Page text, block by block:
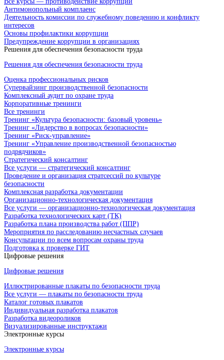
Антимонопольный комплаенс
Деятельность комиссии по служебному поведению и конфликту
интересов
Основы профилактики коррупции
Предупреждение коррупции в организациях
Решения для обеспечения безопасности труда
Решения для обеспечения безопасности труда
Оценка профессиональных рисков
Супервайзинг производственной безопасности
Комплексный аудит по охране труда
Корпоративные тренинги
Все тренинги
Тренинг «Культура безопасности: базовый уровень»
Тренинг «Лидерство в вопросах безопасности»
Тренинг «Риск-управление»
Тренинг «Управление производственной безопасностью
подрядчиков»
Стратегический консалтинг
Все услуги — стратегический консалтинг
Проведение и организация стратсессий по культуре
безопасности
Комплексная разработка документации
Организационно-технологическая документация
Все услуги — организационно-технологическая документация
Разработка технологических карт (ТК)
Разработка плана производства работ (ППР)
Мероприятия по расследованию несчастных случаев
Консультации по всем вопросам охраны труда
Подготовка к проверке ГИТ
Цифровые решения
Цифровые решения
Иллюстрированные плакаты по безопасности труда
Все услуги — плакаты по безопасности труда
Каталог готовых плакатов
Индивидуальная разработка плакатов
Разработка видеороликов
Визуализированные инструктажи
Электронные курсы
Электронные курсы